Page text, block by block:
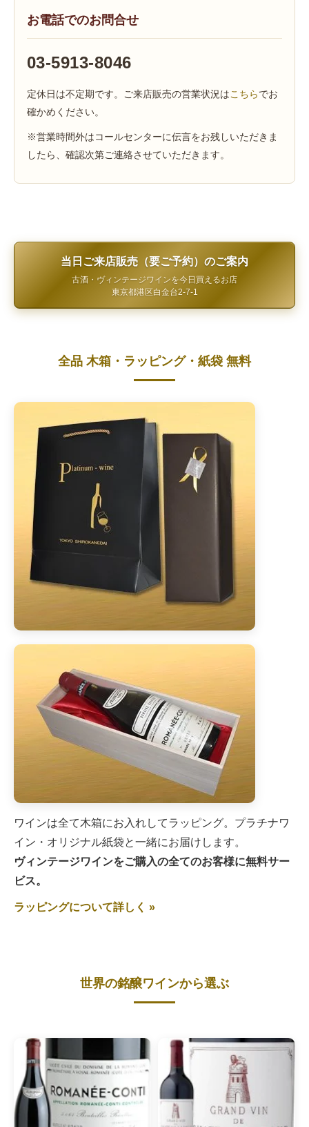
お電話でのお問合せ
03-5913-8046
定休日は不定期です。ご来店販売の営業状況はこちらでお
確かめください。
※営業時間外はコールセンターに伝言をお残しいただきま
したら、確認次第ご連絡させていただきます。
当日ご来店販売（要ご予約）のご案内
古酒・ヴィンテージワインを今日買えるお店
東京都港区白金台2-7-1
全品 木箱・ラッピング・紙袋 無料
ワインは全て木箱にお入れしてラッピング。プラチナワ
イン・オリジナル紙袋と一緒にお届けします。
ヴィンテージワインをご購入の全てのお客様に無料サー
ビス。
ラッピングについて詳しく »
世界の銘醸ワインから選ぶ